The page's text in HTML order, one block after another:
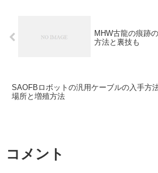
MHW古龍の痕跡
方法と裏技も
SAOFBロボットの汎用ケーブルの入手方
場所と増殖方法
コメント